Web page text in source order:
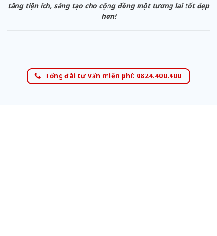
tăng tiện ích, sáng tạo cho cộng đồng một tương lai tốt đẹp
hơn!
Tổng đài tư vấn miễn phí: 0824.400.400